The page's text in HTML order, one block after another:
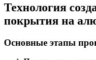
Технология
покрытия на
Основные этапы